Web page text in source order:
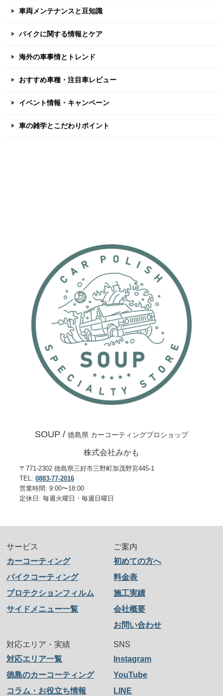
車両メンテナンスと豆知識
バイクに関する情報とケア
海外の車事情とトレンド
おすすめ車種・注目車レビュー
イベント情報・キャンペーン
車の雑学とこだわりポイント
SOUP / 徳島県 カーコーティングプロショップ
株式会社みかも
〒771-2302 徳島県三好市三野町加茂野宮445-1
TEL: 0883-77-2016
営業時間: 9:00〜18:00
定休日: 毎週火曜日・毎週日曜日
サービス
カーコーティング
バイクコーティング
プロテクションフィルム
サイドメニュー一覧
ご案内
初めての方へ
料金表
施工実績
会社概要
お問い合わせ
対応エリア・実績
対応エリア一覧
徳島のカーコーティング
コラム・お役立ち情報
SNS
Instagram
YouTube
LINE